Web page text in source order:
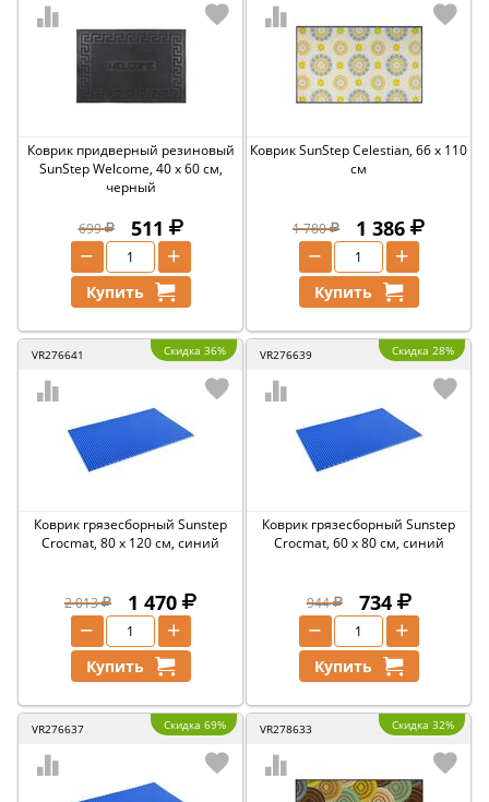
Коврик придверный резиновый
SunStep Welcome, 40 x 60 см,
черный
699 511
+
−
Купить
Коврик SunStep Celestian, 66 x 110
см
1 780 1 386
+
−
Купить
VR276641 Скидка 36%
Коврик грязесборный Sunstep
Crocmat, 80 x 120 см, синий
2 013 1 470
+
−
Купить
VR276639 Скидка 28%
Коврик грязесборный Sunstep
Crocmat, 60 x 80 см, синий
944 734
+
−
Купить
VR276637 Скидка 69% VR278633 Скидка 32%